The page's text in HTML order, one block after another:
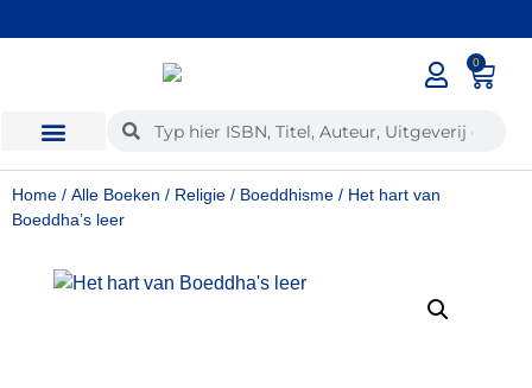
Voor 12:00 besteld, dezelfde dag verzonden 0
Home / Alle Boeken / Religie / Boeddhisme / Het hart van
Boeddha’s leer